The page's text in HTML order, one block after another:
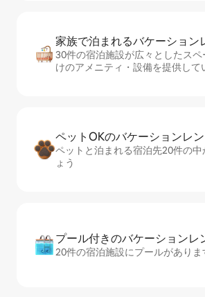
家族で泊まれるバ⁠ケ⁠ー⁠シ⁠ョ⁠ン
30件の宿泊施設が広々としたスペ
けのアメニティ・設備を提供して
ペットOKのバ⁠ケ⁠ー⁠シ⁠ョ⁠ンレ⁠
ペットと泊まれる宿泊先20件の中
ょう
プール付きのバ⁠ケ⁠ー⁠シ⁠ョ⁠ンレ⁠
20件の宿泊施設にプールがありま